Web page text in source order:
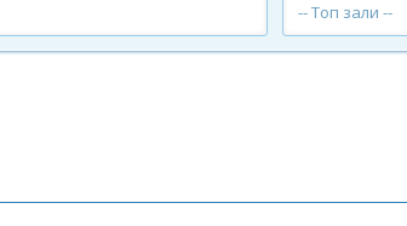
-- Топ зали --